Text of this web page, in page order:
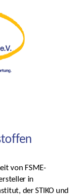
von FSME-
in
der STIKO und